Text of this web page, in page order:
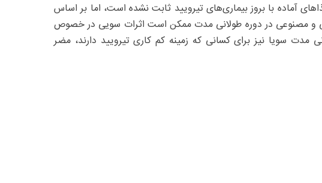
آماده با بروز بیماری‌های تیرویید ثابت نشده است، اما بر اساس
و مصنوعی در دوره طولانی مدت ممکن است اثرات سویی در خصوص
مدت سویا نیز برای کسانی که زمینه کم کاری تیرویید دارند، مضر